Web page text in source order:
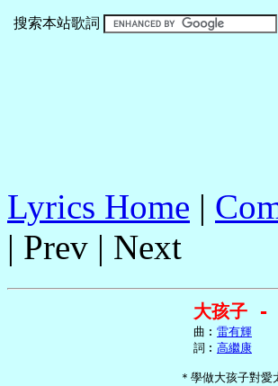
搜索本站歌詞
Lyrics Home |
| Prev | Next
大孩子 -
     曲︰
雷有輝
     詞︰
高繼康
＊學做大孩子對愛